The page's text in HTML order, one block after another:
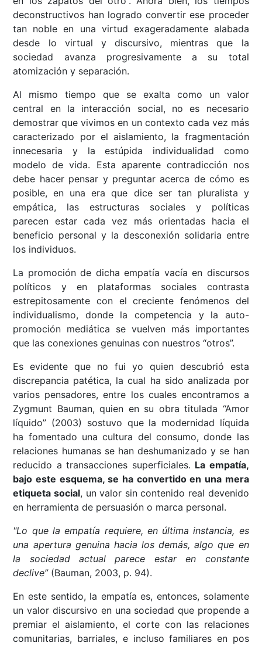
deconstructivos han logrado convertir ese proceder
tan noble en una virtud exageradamente alabada
desde lo virtual y discursivo, mientras que la
sociedad avanza progresivamente a su total
atomización y separación.
Al mismo tiempo que se exalta como un valor
central en la interacción social, no es necesario
demostrar que vivimos en un contexto cada vez más
caracterizado por el aislamiento, la fragmentación
innecesaria y la estúpida individualidad como
modelo de vida. Esta aparente contradicción nos
debe hacer pensar y preguntar acerca de cómo es
posible, en una era que dice ser tan pluralista y
empática, las estructuras sociales y políticas
parecen estar cada vez más orientadas hacia el
beneficio personal y la desconexión solidaria entre
los individuos.
La promoción de dicha empatía vacía en discursos
políticos y en plataformas sociales contrasta
estrepitosamente con el creciente fenómenos del
individualismo, donde la competencia y la auto-
promoción mediática se vuelven más importantes
que las conexiones genuinas con nuestros “otros”.
Es evidente que no fui yo quien descubrió esta
discrepancia patética, la cual ha sido analizada por
varios pensadores, entre los cuales encontramos a
Zygmunt Bauman, quien en su obra titulada “Amor
líquido” (2003) sostuvo que la modernidad líquida
ha fomentado una cultura del consumo, donde las
relaciones humanas se han deshumanizado y se han
reducido a transacciones superficiales. La empatía,
bajo este esquema, se ha convertido en una mera
etiqueta social, un valor sin contenido real devenido
en herramienta de persuasión o marca personal.
"Lo que la empatía requiere, en última instancia, es
una apertura genuina hacia los demás, algo que en
la sociedad actual parece estar en constante
declive”(Bauman, 2003, p. 94).
En este sentido, la empatía es, entonces, solamente
un valor discursivo en una sociedad que propende a
premiar el aislamiento, el corte con las relaciones
comunitarias, barriales, e incluso familiares en pos